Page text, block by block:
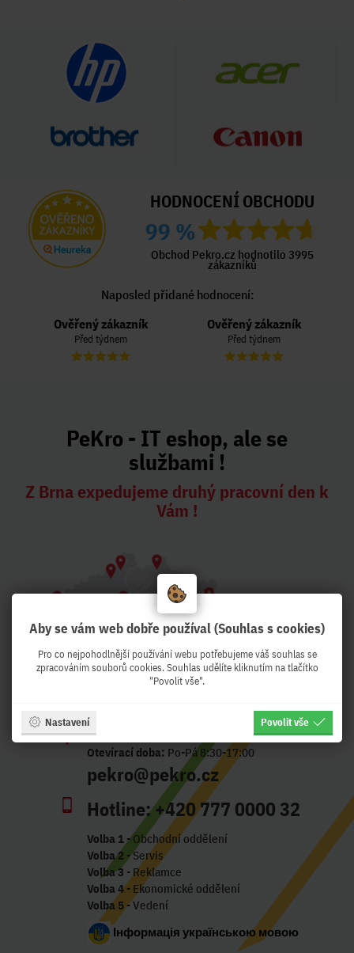
HODNOCENÍ OBCHODU
99 %
Obchod Pekro.cz hodnotilo 3995
zákazníků
Naposled přidané hodnocení:
Ověřený zákazník
Před týdnem
Ověřený zákazník
Před týdnem
PeKro - IT eshop, ale se
službami !
Z Brna expedujeme druhý pracovní den k
Vám !
Adresa:
Otevírací doba: Po-Pá 8:30-17:00
pekro@pekro.cz
Hotline:+420 777 0000 32
Volba 1- Obchodní oddělení
Volba 2 - Servis
Volba 3 - Reklamce
Volba 4- Ekonomické oddělení
Volba 5- Vedení
Інформація українською мовою
Aby se vám web dobře používal (Souhlas s cookies)
Pro co nejpohodlnější používání webu potřebujeme váš souhlas se
zpracováním souborů cookies. Souhlas udělíte kliknutím na tlačítko
"Povolit vše".
Nastavení Povolit vše